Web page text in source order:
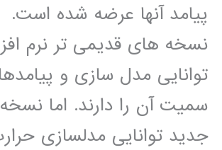
پيامد آنھا عرضه شده است.
نسخه ھای قديمی تر نرم
توانايی مدل سازی و
سميت آن را دارند. اما
جديد توانايی مدلسازی